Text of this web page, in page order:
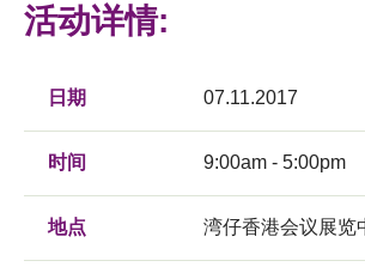
活动详情:
日期 07.11.2017
时间 9:00am - 5:00pm
地点 湾仔香港会议展览